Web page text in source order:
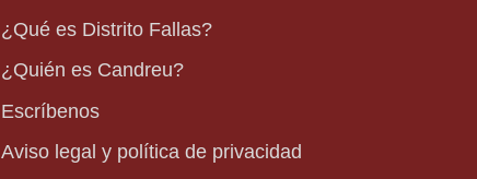
¿Qué es Distrito Fallas?
¿Quién es Candreu?
Escríbenos
Aviso legal y política de privacidad